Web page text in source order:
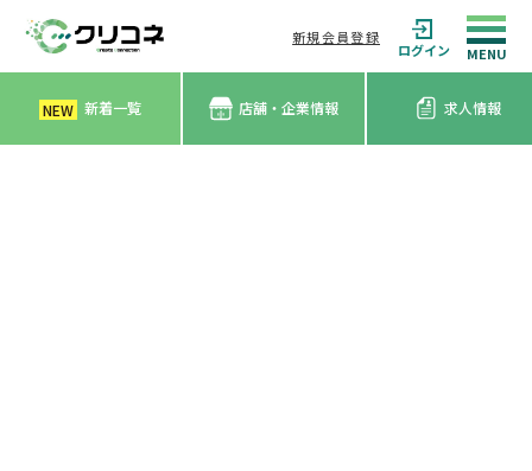
新規会員登録
ログイン
NEW 新着一覧 店舗・企業情報 求人情報